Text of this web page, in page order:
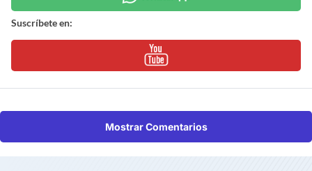
Suscríbete en:
Mostrar Comentarios